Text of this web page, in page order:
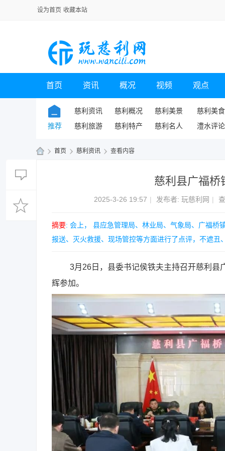
设为首页 收藏本站
首页 资讯 概况 视频 观点
推荐
慈利资讯 慈利概况 慈利美景
慈利美食
慈利旅游
慈利特产 慈利名人 澧水评论
› 首页 › 慈利资讯 › 查看内容
慈利县广福桥
2025-3-26 19:57 | 发布者: 玩慈利网 |
摘要: 会上， 县应急管理局、林业局、气象局、广福桥
报送、灭火救援、现场管控等方面进行了点评，不遮
3月26日，县委书记侯铁夫主持召开慈利县
辉参加。